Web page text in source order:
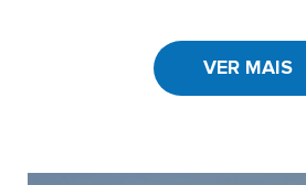
VER MAIS